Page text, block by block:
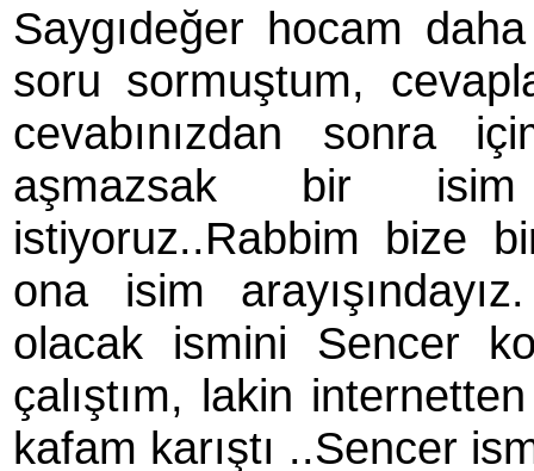
Saygıdeğer hocam
soru sormuştum,
cevabınızdan sonra
aşmazsak bir
istiyoruz..Rabbim bize
ona isim
olacak ismini Sencer
çalıştım, lakin
kafam karıştı ..Sencer